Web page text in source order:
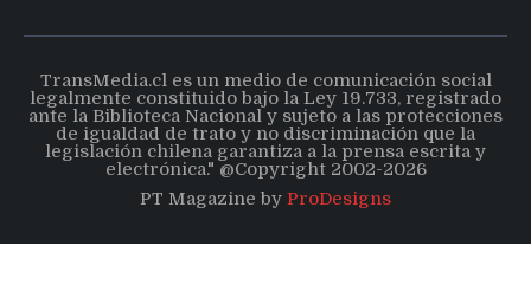
TransMedia.cl es un medio de comunicación social
legalmente constituido bajo la Ley 19.733, registrado
ante la Biblioteca Nacional y sujeto a las protecciones
de igualdad de trato y no discriminación que la
legislación chilena garantiza a la prensa escrita y
electrónica." @Copyright 2002-2026
PT Magazine by ProDesigns